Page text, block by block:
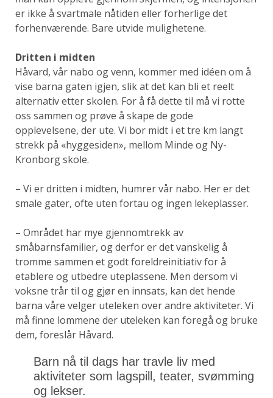
er ikke å svartmale nåtiden eller forherlige det
forhenværende. Bare utvide mulighetene.
Dritten i midten
Håvard, vår nabo og venn, kommer med idéen om å
vise barna gaten igjen, slik at det kan bli et reelt
alternativ etter skolen. For å få dette til må vi rotte
oss sammen og prøve å skape de gode
opplevelsene, der ute. Vi bor midt i et tre km langt
strekk på «hyggesiden», mellom Minde og Ny-
Kronborg skole.
– Vi er dritten i midten, humrer vår nabo. Her er det
smale gater, ofte uten fortau og ingen lekeplasser.
– Området har mye gjennomtrekk av
småbarnsfamilier, og derfor er det vanskelig å
tromme sammen et godt foreldreinitiativ for å
etablere og utbedre uteplassene. Men dersom vi
voksne trår til og gjør en innsats, kan det hende
barna våre velger uteleken over andre aktiviteter. Vi
må finne lommene der uteleken kan foregå og bruke
dem, foreslår Håvard.
Barn nå til dags har travle liv med
aktiviteter som lagspill, teater, svømming
og lekser.